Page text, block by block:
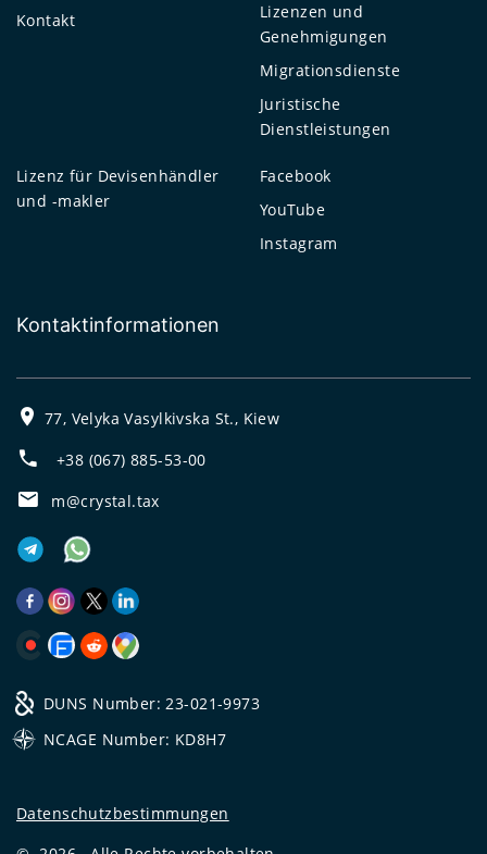
Kontakt
Lizenzen und
Genehmigungen
Migrationsdienste
Juristische
Dienstleistungen
Lizenz für Devisenhändler
und -makler
Facebook
YouTube
Instagram
Kontaktinformationen
77, Velyka Vasylkivska St., Kiew
+38 (067) 885-53-00
m@crystal.tax
DUNS Number: 23-021-9973
NCAGE Number: KD8H7
Datenschutzbestimmungen